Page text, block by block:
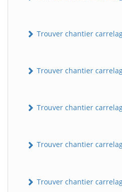
Trouver chantier
Trouver chantier
Trouver chantier
Trouver chantier
Trouver chantier